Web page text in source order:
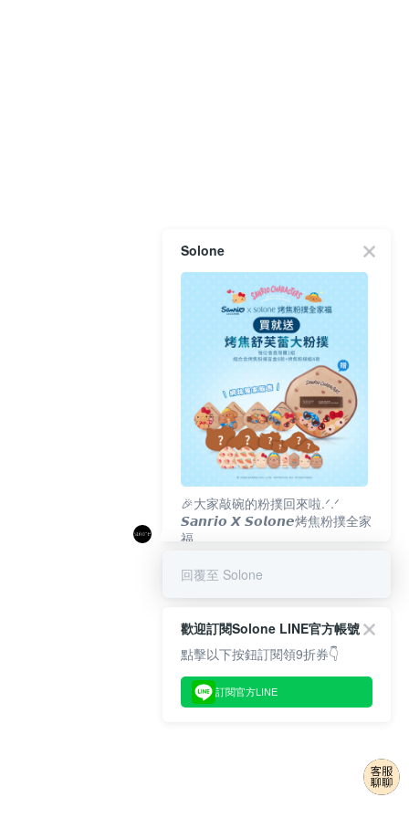
Solone
🎉大家敲碗的粉撲回來啦.ᐟ‪‪.ᐟ
𝙎𝙖𝙣𝙧𝙞𝙤 𝙓 𝙎𝙤𝙡𝙤𝙣𝙚烤焦粉撲全家
福
回覆至 Solone
歡迎訂閱Solone LINE官方帳號
點擊以下按鈕訂閱領9折券👇
訂閱官方LINE